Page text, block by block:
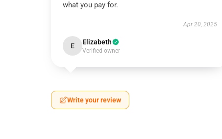
what you pay for.
Apr 20, 2025
E Elizabeth
Verified owner
Write your review